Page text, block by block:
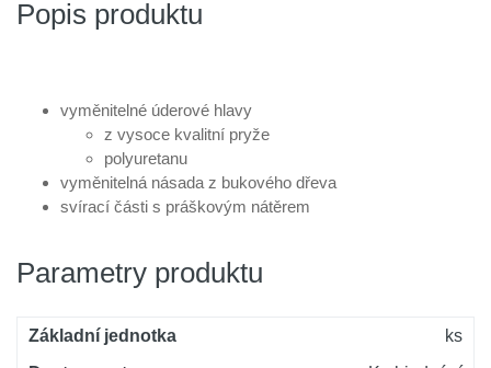
Popis produktu
vyměnitelné úderové hlavy
z vysoce kvalitní pryže
polyuretanu
vyměnitelná násada z bukového dřeva
svírací části s práškovým nátěrem
Parametry produktu
Základní jednotka
ks